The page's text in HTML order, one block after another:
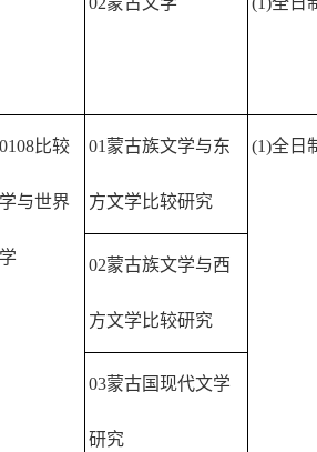
比较
与世界
01 蒙古族文学与东
方文学比较研究
(1)全日
02蒙古族文学与西
方文学比较研究
03蒙古国现代文学
研究